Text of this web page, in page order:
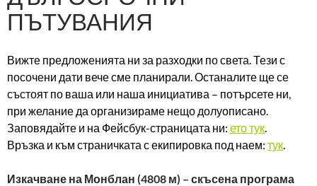
ПЪТУВАНИЯ
Вижте предложенията ни за разходки по света. Тези с
посочени дати вече сме планирали. Останалите ще се
състоят по ваша или наша инициатива – потърсете ни,
при желание да организираме нещо долуописано.
Заповядайте и на Фейсбук-страницата ни: ето тук.
Връзка и към страничката с екипировка под наем: тук.
Изкачване на Монблан (4808 м) – скъсена програма